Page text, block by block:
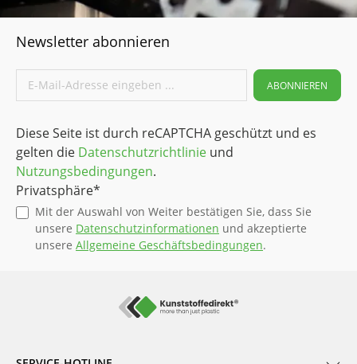
Newsletter abonnieren
ABONNIEREN
Diese Seite ist durch reCAPTCHA geschützt und es
gelten die Datenschutzrichtlinie und
Nutzungsbedingungen.
Privatsphäre*
Mit der Auswahl von Weiter bestätigen Sie, dass Sie
unsere Datenschutzinformationen und akzeptierte
unsere Allgemeine Geschäftsbedingungen.